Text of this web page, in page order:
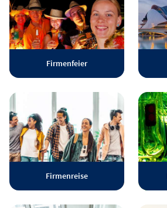
Firmenfeier
Firmenreise